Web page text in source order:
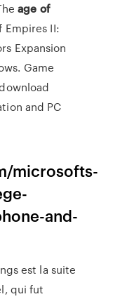
age of
Empires II:
Expansion
Game
and PC
microsofts-
and-
est la suite
qui fut